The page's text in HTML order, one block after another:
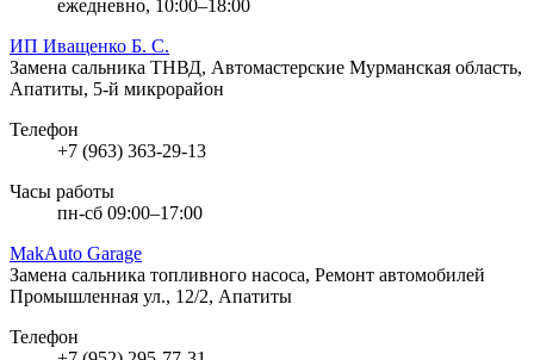
ежедневно, 10:00–18:00
ИП Иващенко Б. С.
Замена сальника ТНВД, Автомастерские Мурманская область,
Апатиты, 5-й микрорайон
Телефон
+7 (963) 363-29-13
Часы работы
пн-сб 09:00–17:00
MakAuto Garage
Замена сальника топливного насоса, Ремонт автомобилей
Промышленная ул., 12/2, Апатиты
Телефон